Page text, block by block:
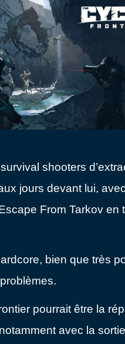
shooters
jours devant lui,
From Tarkov en
bien que très
pourrait être la
avec la